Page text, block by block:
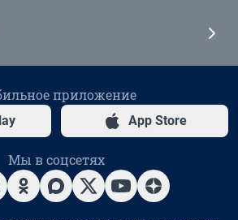
приложение
App Store
Мы в соцсетях